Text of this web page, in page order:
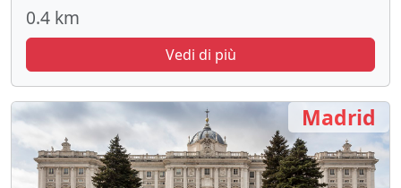
0.4 km
Vedi di più
Madrid